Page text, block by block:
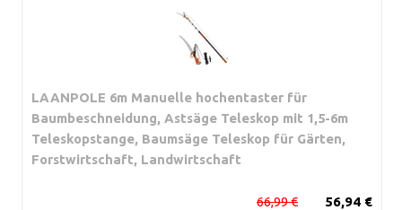
LAANPOLE 6m Manuelle hochentaster für
Baumbeschneidung, Astsäge Teleskop mit 1,5-6m
Teleskopstange, Baumsäge Teleskop für Gärten,
Forstwirtschaft, Landwirtschaft
56,94 €
66,99 €